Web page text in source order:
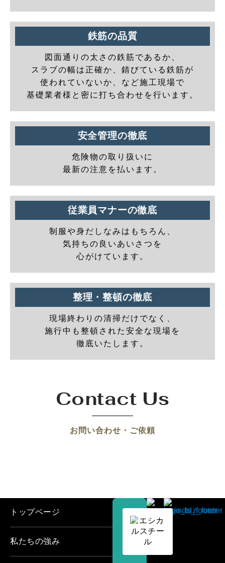
鉄筋の品質
図面通りの太さの鉄筋であるか、
スラブの幅は正確か、錆びている鉄筋が
使われていないか、など施工現場で
基礎業者様と密に打ち合わせを行います。
安全管理の徹底
危険物の取り扱いに
最新の注意を払います。
従業員マナーの徹底
制服や身だしなみはもちろん、
気持ちの良いあいさつを
心がけています。
整理・整頓の徹底
現場終わりの清掃だけでなく、
施行中も整頓された安全な現場を
徹底いたします。
Contact Us
お問い合わせ・ご依頼
トップページ
私たちの強み